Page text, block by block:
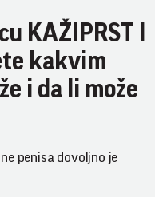
KAŽIPRST I
kakvim
i da li može
penisa dovoljno je